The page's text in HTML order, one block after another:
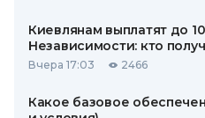
Киевлянам выплатят до
Независимости: кто
Вчера 17:03 2466
Какое базовое